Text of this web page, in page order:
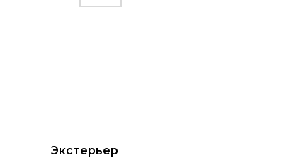
Экстерьер